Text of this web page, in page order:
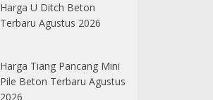
Harga U Ditch Beton
Terbaru Agustus 2026
Harga Tiang Pancang Mini
Pile Beton Terbaru Agustus
2026